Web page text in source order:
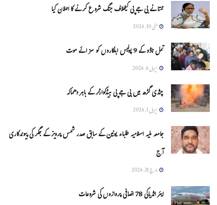
ممتا نے بی جے پی کیخلاف جنگ شروع کرنے کا اعلان کیا
مئی 10, 2026
تمل ناڈو کے 9 پولیس اہلکاروں کو سزائے موت
اپریل 6, 2026
چنڈی گڑھ میں بی جے پی ہیڈکوارٹر کے باہر دھماکہ
اپریل 1, 2026
جامعہ ملیہ اسلامیہ طلباء یونین کے سابق صدر شمس پرویز کے جگر کی پیوندکاری
آج
مارچ 31, 2026
ایئر انڈیاکی 78 اضافی پروازوں کی شروعات